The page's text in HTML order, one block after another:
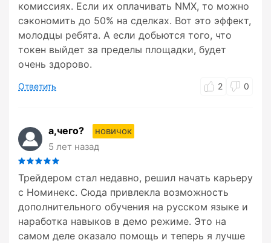
комиссиях. Если их оплачивать NMX, то можно
сэкономить до 50% на сделках. Вот это эффект,
молодцы ребята. А если добьются того, что
токен выйдет за пределы площадки, будет
очень здорово.
Ответить 2 0
а,чего?
новичок
5 лет назад
Трейдером стал недавно, решил начать карьеру
с Номинекс. Сюда привлекла возможность
дополнительного обучения на русском языке и
наработка навыков в демо режиме. Это на
самом деле оказало помощь и теперь я лучше